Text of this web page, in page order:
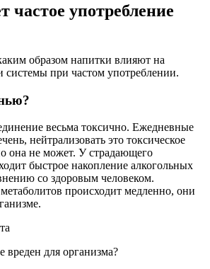
частое употребление
образом напитки влияют на
системы при частом употреблении.
весьма токсично. Ежедневные
нейтрализовать это токсическое
она не может. У страдающего
быстрое накопление алкогольных
со здоровым человеком.
происходит медленно, они
вреден для организма?